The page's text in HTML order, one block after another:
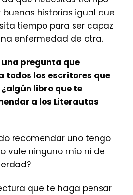
historias igual que
tiempo para ser capaz
enfermedad de otra.
pregunta que
todos los escritores que
libro que te
a los Literautas
recomendar uno tengo
vale ninguno mío ni de
que te haga pensar